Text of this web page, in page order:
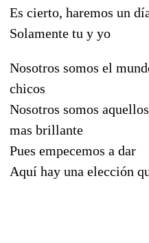
Es cierto, haremos un
Solamente tu y yo
Nosotros somos el
chicos
Nosotros somos
mas brillante
Pues empecemos a dar
Aquí hay una elección